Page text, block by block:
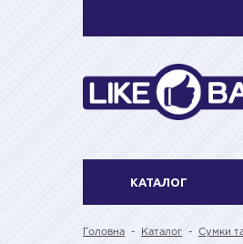
КАТАЛОГ
Головна - Каталог - Сумки